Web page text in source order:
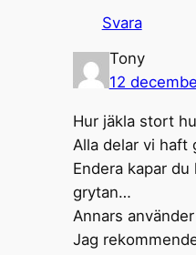
Svara
Tony
12
Hur jäkla stort
Alla delar vi haft
Endera kapar du
grytan…
Annars
Jag